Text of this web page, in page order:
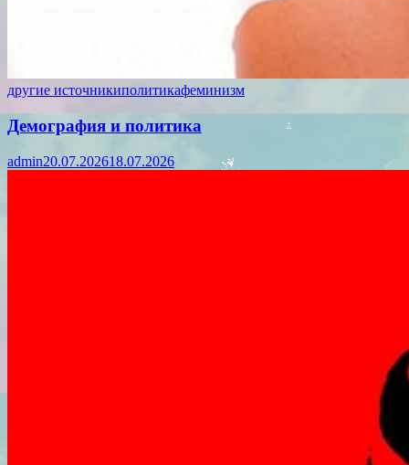
другие источникиполитикафеминизм
Демография и политика
admin20.07.202618.07.2026